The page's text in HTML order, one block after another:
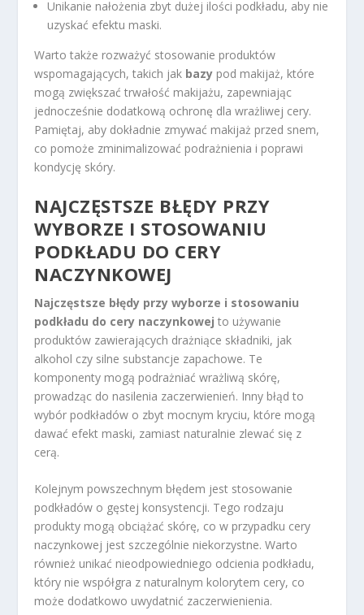
Unikanie nałożenia zbyt dużej ilości podkładu, aby nie
uzyskać efektu maski.
Warto także rozważyć stosowanie produktów
wspomagających, takich jak bazy pod makijaż, które
mogą zwiększać trwałość makijażu, zapewniając
jednocześnie dodatkową ochronę dla wrażliwej cery.
Pamiętaj, aby dokładnie zmywać makijaż przed snem,
co pomoże zminimalizować podrażnienia i poprawi
kondycję skóry.
NAJCZĘSTSZE BŁĘDY PRZY
WYBORZE I STOSOWANIU
PODKŁADU DO CERY
NACZYNKOWEJ
Najczęstsze błędy przy wyborze i stosowaniu
podkładu do cery naczynkowej to używanie
produktów zawierających drażniące składniki, jak
alkohol czy silne substancje zapachowe. Te
komponenty mogą podrażniać wrażliwą skórę,
prowadząc do nasilenia zaczerwienień. Inny błąd to
wybór podkładów o zbyt mocnym kryciu, które mogą
dawać efekt maski, zamiast naturalnie zlewać się z
cerą.
Kolejnym powszechnym błędem jest stosowanie
podkładów o gęstej konsystencji. Tego rodzaju
produkty mogą obciążać skórę, co w przypadku cery
naczynkowej jest szczególnie niekorzystne. Warto
również unikać nieodpowiedniego odcienia podkładu,
który nie współgra z naturalnym kolorytem cery, co
może dodatkowo uwydatnić zaczerwienienia.